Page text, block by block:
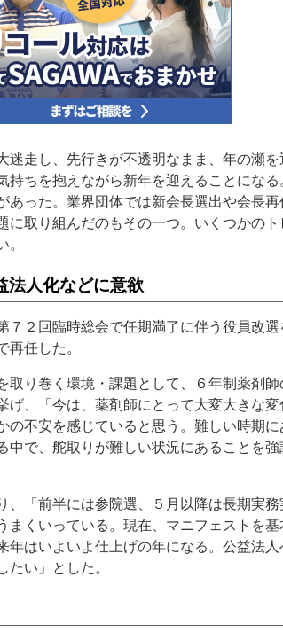
走し、先行きが不透明なまま、年の瀬を
持ちを抱えながら新年を迎えることにな
あった。業界団体では新会長選出や会長
に取り組んだのもその一つ。いくつかのト
。
法人化などに意欲
２回臨時総会で任期満了に伴う役員改
再任した。
り巻く環境・課題として、６年制薬剤師
、「今は、薬剤師にとって大変大きな変
の不安を感じていると思う。難しい時期に
中で、舵取りが難しい状況にあることを
「前半には参院選、５月以降は長期実務
まくいっている。現在、マニフェストを
年はいよいよ仕上げの年になる。公益法人
たい」とした。